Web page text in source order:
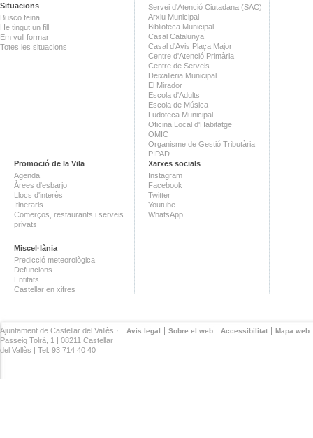
Situacions
Busco feina
He tingut un fill
Em vull formar
Totes les situacions
Servei d'Atenció Ciutadana (SAC)
Arxiu Municipal
Biblioteca Municipal
Casal Catalunya
Casal d'Avis Plaça Major
Centre d'Atenció Primària
Centre de Serveis
Deixalleria Municipal
El Mirador
Escola d'Adults
Escola de Música
Ludoteca Municipal
Oficina Local d'Habitatge
OMIC
Organisme de Gestió Tributària
PIPAD
Promoció de la Vila
Agenda
Àrees d'esbarjo
Llocs d'interès
Itineraris
Comerços, restaurants i serveis
privats
Miscel·lània
Predicció meteorològica
Defuncions
Entitats
Castellar en xifres
Xarxes socials
Instagram
Facebook
Twitter
Youtube
WhatsApp
Avís legal Sobre el web Accessibilitat Mapa web
Ajuntament de Castellar del Vallès ·
Passeig Tolrà, 1 | 08211 Castellar
del Vallès | Tel. 93 714 40 40